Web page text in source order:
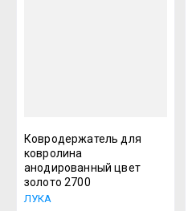
Ковродержатель для
ковролина
анодированный цвет
золото 2700
ЛУКА